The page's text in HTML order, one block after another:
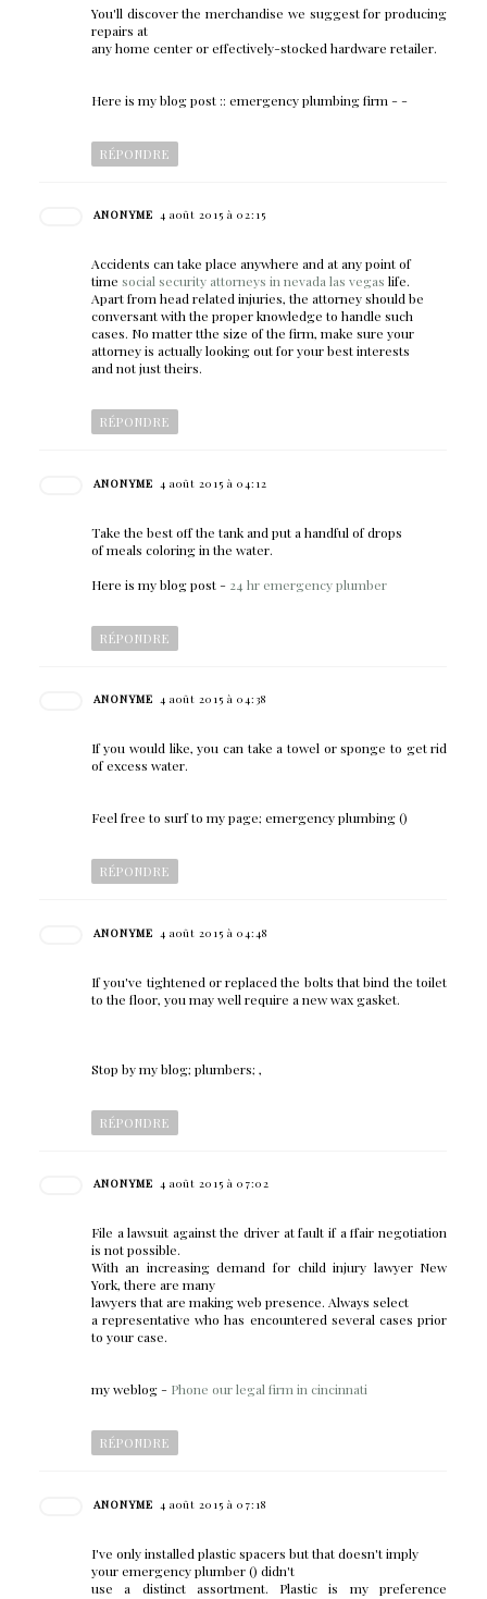
You'll discover the merchandise we suggest for producing
repairs at
any home center or effectively-stocked hardware retailer.
Here is my blog post :: emergency plumbing firm --
RÉPONDRE
ANONYME 4 août 2015 à 02:15
Accidents can take place anywhere and at any point of
time social security attorneys in nevada las vegas life.
Apart from head related injuries, the attorney should be
conversant with the proper knowledge to handle such
cases. No matter tthe size of the firm, make sure your
attorney is actually looking out for your best interests
and not just theirs.
RÉPONDRE
ANONYME 4 août 2015 à 04:12
Take the best off the tank and put a handful of drops
of meals coloring in the water.
Here is my blog post - 24 hr emergency plumber
RÉPONDRE
ANONYME 4 août 2015 à 04:38
If you would like, you can take a towel or sponge to get rid
of excess water.
Feel free to surf to my page; emergency plumbing ()
RÉPONDRE
ANONYME 4 août 2015 à 04:48
If you've tightened or replaced the bolts that bind the toilet
to the floor, you may well require a new wax gasket.
Stop by my blog; plumbers; ,
RÉPONDRE
ANONYME 4 août 2015 à 07:02
File a lawsuit against the driver at fault if a ffair negotiation
is not possible.
With an increasing demand for child injury lawyer New
York, there are many
lawyers that are making web presence. Always select
a representative who has encountered several cases prior
to your case.
my weblog - Phone our legal firm in cincinnati
RÉPONDRE
ANONYME 4 août 2015 à 07:18
I've only installed plastic spacers but that doesn't imply
your emergency plumber () didn't
use a distinct assortment. Plastic is my preference